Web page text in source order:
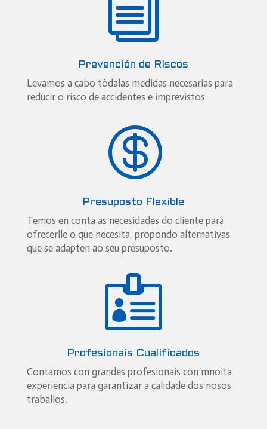
i
Prevención de Riscos
Levamos a cabo tódalas medidas necesarias para
reducir o risco de accidentes e imprevistos

Presuposto Flexible
Temos en conta as necesidades do cliente para
ofrecerlle o que necesita, propondo alternativas
que se adapten ao seu presuposto.

Profesionais Cualificados
Contamos con grandes profesionais con mnoita
experiencia para garantizar a calidade dos nosos
traballos.